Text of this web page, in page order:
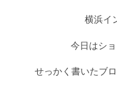
横浜イ
今日はシ
せっかく書いたブ